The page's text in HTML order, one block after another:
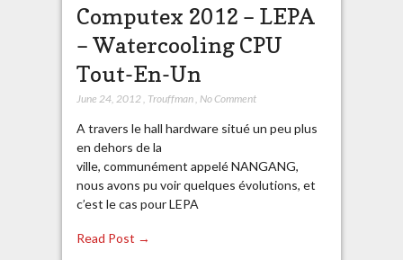
Computex 2012 – LEPA
– Watercooling CPU
Tout-En-Un
June 24, 2012, Trouffman, No Comment
A travers le hall hardware situé un peu plus
en dehors de la
ville, communément appelé NANGANG,
nous avons pu voir quelques évolutions, et
c’est le cas pour LEPA
Read Post →